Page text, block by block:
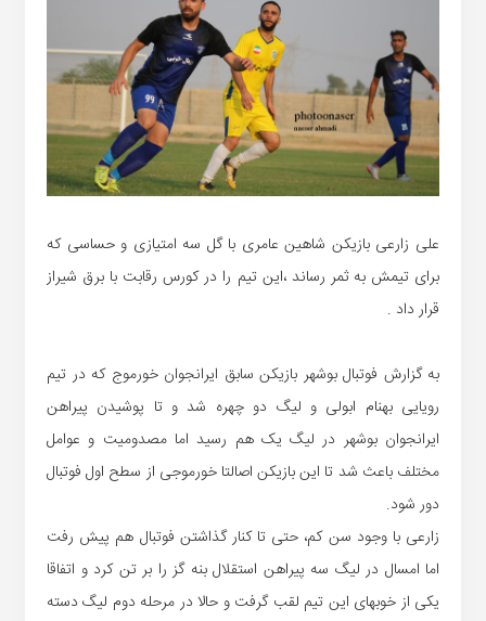
علی زارعی بازیکن شاهین عامری با گل سه امتیازی و حساسی که
برای تیمش به ثمر رساند ،این تیم را در کورس رقابت با برق شیراز
قرار داد .
به گزارش فوتبال بوشهر بازیکن سابق ایرانجوان خورموج که در تیم
رویایی بهنام ابولی و لیگ دو چهره شد و تا پوشیدن پیراهن
ایرانجوان بوشهر در لیگ یک هم رسید اما مصدومیت و عوامل
مختلف باعث شد تا این بازیکن اصالتا خورموجی از سطح اول فوتبال
دور شود.
زارعی با وجود سن کم، حتی تا کنار گذاشتن فوتبال هم پیش رفت
اما امسال در لیگ سه پیراهن استقلال بنه گز را بر تن کرد و اتفاقا
یکی از خوبهای این تیم لقب گرفت و حالا در مرحله دوم لیگ دسته